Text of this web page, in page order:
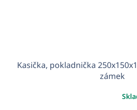
Kasička, pokladnička
zámek